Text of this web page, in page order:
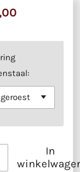
In